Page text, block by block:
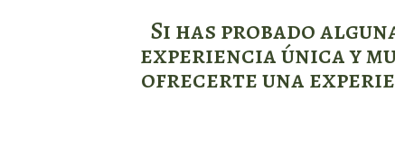
Si has probado
experiencia única y
ofrecerte una